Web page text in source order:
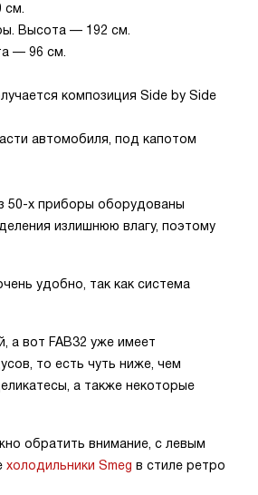
Высота — 192 см.
— 96 см.
композиция Side by Side
автомобиля, под капотом
50-х приборы оборудованы
излишнюю влагу, поэтому
удобно, так как система
а вот FAB32 уже имеет
то есть чуть ниже, чем
а также некоторые
обратить внимание, с левым
холодильники Smeg в стиле ретро